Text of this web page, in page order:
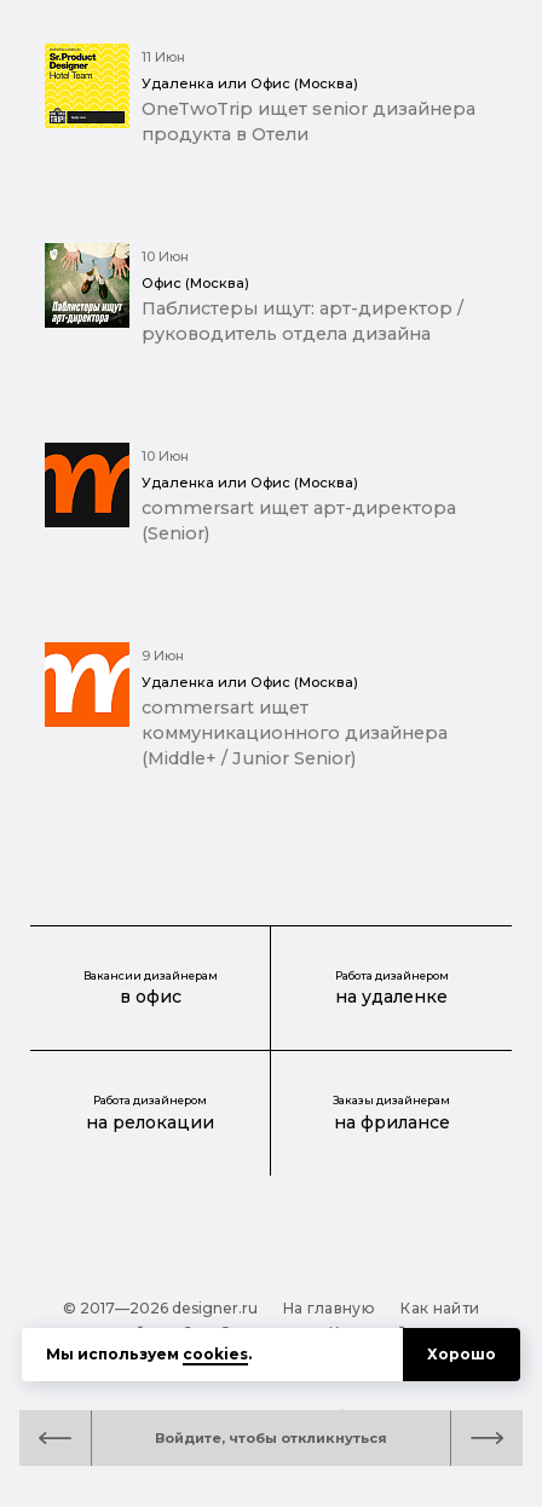
Войдите, чтобы откликнуться
11 Июн
Удаленка или Офис (Москва)
OneTwoTrip ищет senior дизайнера
продукта в Отели
10 Июн
Офис (Москва)
Паблистеры ищут: арт-директор /
руководитель отдела дизайна
10 Июн
Удаленка или Офис (Москва)
commersart ищет арт-директора
(Senior)
9 Июн
Удаленка или Офис (Москва)
commersart ищет
коммуникационного дизайнера
(Middle+ / Junior Senior)
Вакансии дизайнерам
в офис
Работа дизайнером
на удаленке
Работа дизайнером
на релокации
Заказы дизайнерам
на фрилансе
© 2017—2026 designer.ru На главную
Как найти
дизайнера?
О проекте
Карта сайта
Обработка персональных данных
Файлы cookie
руководство для тех, кто заказывает дизайн
Мы используем cookies. Хорошо